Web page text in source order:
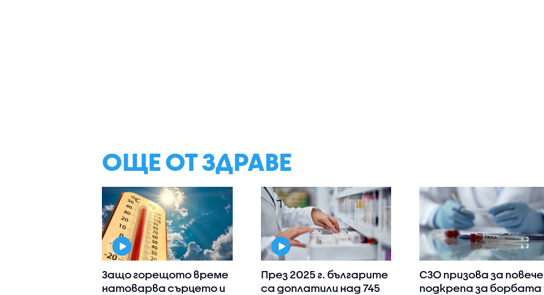
ОЩЕ ОТ ЗДРАВЕ
Защо горещото време
натоварва сърцето и
През 2025 г. българите
са доплатили над 745
СЗО призова за повече
подкрепа за борбата